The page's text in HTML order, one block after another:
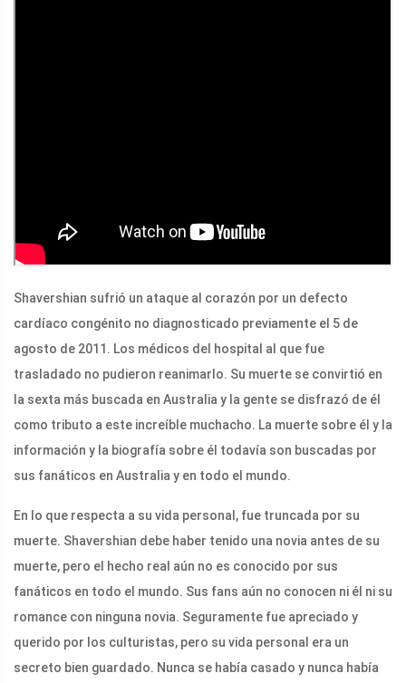
Shavershian sufrió un ataque al corazón por un defecto
cardíaco congénito no diagnosticado previamente el 5 de
agosto de 2011. Los médicos del hospital al que fue
trasladado no pudieron reanimarlo. Su muerte se convirtió en
la sexta más buscada en Australia y la gente se disfrazó de él
como tributo a este increíble muchacho. La muerte sobre él y la
información y la biografía sobre él todavía son buscadas por
sus fanáticos en Australia y en todo el mundo.
En lo que respecta a su vida personal, fue truncada por su
muerte. Shavershian debe haber tenido una novia antes de su
muerte, pero el hecho real aún no es conocido por sus
fanáticos en todo el mundo. Sus fans aún no conocen ni él ni su
romance con ninguna novia. Seguramente fue apreciado y
querido por los culturistas, pero su vida personal era un
secreto bien guardado. Nunca se había casado y nunca había